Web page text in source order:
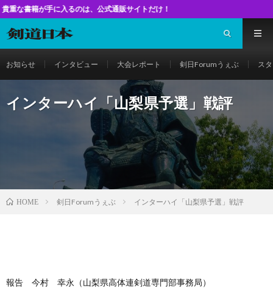
るのは、公式通販サイトだけ！
お知らせ インタビュー 大会レポート 剣日Forumうぇぶ ス
インターハイ「山梨県予選」戦評
HOME 剣日Forumうぇぶ インターハイ「山梨県予選」戦評
報告 今村 幸永（山梨県高体連剣道専門部事務局）